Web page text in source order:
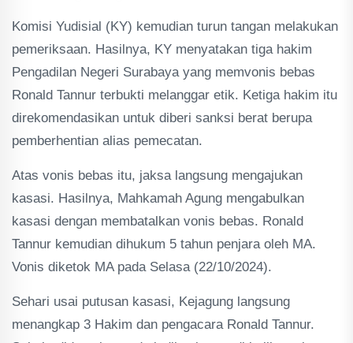
Komisi Yudisial (KY) kemudian turun tangan melakukan
pemeriksaan. Hasilnya, KY menyatakan tiga hakim
Pengadilan Negeri Surabaya yang memvonis bebas
Ronald Tannur terbukti melanggar etik. Ketiga hakim itu
direkomendasikan untuk diberi sanksi berat berupa
pemberhentian alias pemecatan.
Atas vonis bebas itu, jaksa langsung mengajukan
kasasi. Hasilnya, Mahkamah Agung mengabulkan
kasasi dengan membatalkan vonis bebas. Ronald
Tannur kemudian dihukum 5 tahun penjara oleh MA.
Vonis diketok MA pada Selasa (22/10/2024).
Sehari usai putusan kasasi, Kejagung langsung
menangkap 3 Hakim dan pengacara Ronald Tannur.